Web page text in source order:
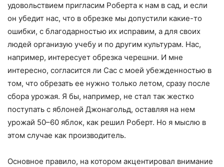
удовольствием пригласим Роберта к нам в сад, и если
он убедит нас, что в обрезке мы допустили какие-то
ошибки, с благодарностью их исправим, а для своих
людей организую учебу и по другим культурам. Нас,
например, интересует обрезка черешни. И мне
интересно, согласится ли Сас с моей убежденностью в
том, что обрезать ее нужно только летом, сразу после
сбора урожая. Я бы, например, не стал так жестко
поступать с яблоней Джонагольд, оставляя на нем
урожай 50–60 яблок, как решил Роберт. Но я мыслю в
этом случае как производитель.
Основное правило, на котором акцентировал внимание